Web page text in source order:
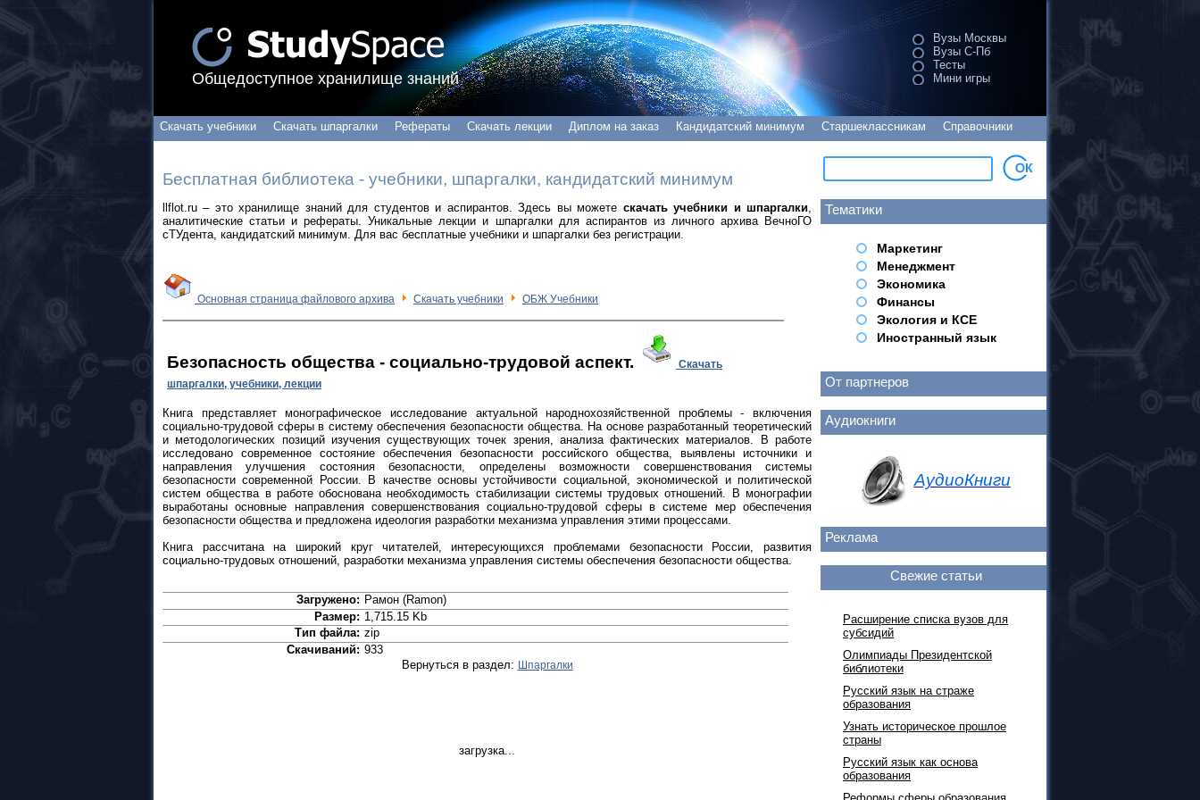
Общедоступное хранилище знаний
Вузы Москвы
Вузы С-Пб
Тесты
Мини игры
Скачать учебники Скачать шпаргалки Рефераты Скачать лекции Диплом на заказ Кандидатский минимум Старшеклассникам Справочники
Бесплатная библиотека - учебники, шпаргалки, кандидатский минимум
llflot.ru – это хранилище знаний для студентов и аспирантов. Здесь вы можете скачать учебники и шпаргалки
аналитические статьи и рефераты. Уникальные лекции и шпаргалки для аспирантов из личного архива ВечноГО
сТУдента, кандидатский минимум. Для вас бесплатные учебники и шпаргалки без регистрации.
Основная страница файлового архива Скачать учебники ОБЖ Учебники
Безопасность общества - социально-трудовой аспект.
Скачать
шпаргалки, учебники, лекции
Книга представляет монографическое исследование актуальной народнохозяйственной проблемы - включения
социально-трудовой сферы в систему обеспечения безопасности общества. На основе разработанный теоретический
и методологических позиций изучения существующих точек зрения, анализа фактических материалов. В работе
исследовано современное состояние обеспечения безопасности российского общества, выявлены источники и
направления улучшения состояния безопасности, определены возможности совершенствования системы
безопасности современной России. В качестве основы устойчивости социальной, экономической и политической
систем общества в работе обоснована необходимость стабилизации системы трудовых отношений. В монографии
выработаны основные направления совершенствования социально-трудовой сферы в системе мер обеспечения
безопасности общества и предложена идеология разработки механизма управления этими процессами.
Книга рассчитана на широкий круг читателей, интересующихся проблемами безопасности России, развития
социально-трудовых отношений, разработки механизма управления системы обеспечения безопасности общества.
Загружено: Рамон (Ramon)
Размер: 1,715.15 Kb
Тип файла: zip
Скачиваний: 933
Вернуться в раздел: Шпаргалки
загрузка...
Тематики
Маркетинг
Менеджмент
Экономика
Финансы
Экология и КСЕ
Иностранный язык
От партнеров
Аудиокниги
АудиоКниги
Реклама
Свежие статьи
Расширение списка вузов для
субсидий
Олимпиады Президентской
библиотеки
Русский язык на страже
образования
Узнать историческое прошлое
страны
Русский язык как основа
образования